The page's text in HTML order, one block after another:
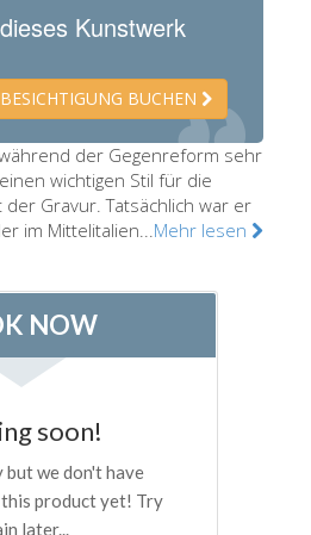
Museum
Galerie
tower
Corridor
Kunstwerk
BUCHEN
der Gegenreform sehr
wichtigen Stil für die
Gravur. Tatsächlich war er
im Mittelitalien...Mehr lesen